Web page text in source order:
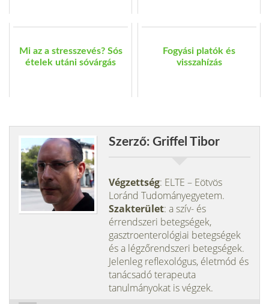
Mi az a stresszevés? Sós
ételek utáni sóvárgás
Fogyási platók és
visszahízás
Szerző: Griffel Tibor
Végzettség: ELTE – Eötvös
Loránd Tudományegyetem.
Szakterület: a szív- és
érrendszeri betegségek,
gasztroenterológiai betegségek
és a légzőrendszeri betegségek.
Jelenleg reflexológus, életmód és
tanácsadó terapeuta
tanulmányokat is végzek.